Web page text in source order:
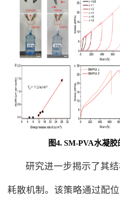
图4. SM-PVA水凝
研究进一步揭示了其
耗散机制。该策略通过配